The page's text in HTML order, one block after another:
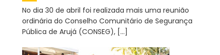
No dia 30 de abril foi realizada mais uma reunião
ordinária do Conselho Comunitário de Segurança
Pública de Arujá (CONSEG), […]